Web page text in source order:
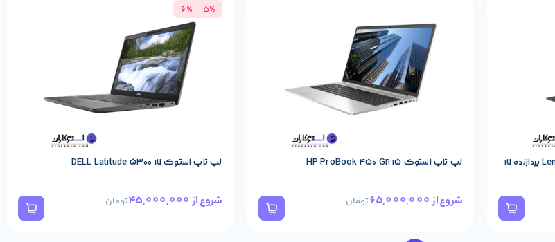
لپ تاپ استوک HP ProBook 450 G8 i5
شروع از65,000,000 تومان
لپ تاپ استوک DELL Latitude 5300 i7
شروع از تومان
5% – 6%